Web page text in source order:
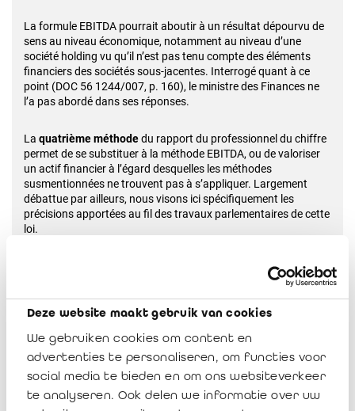
Deze website maakt gebruik van cookies
We gebruiken cookies om content en
advertenties te personaliseren, om functies voor
social media te bieden en om ons websiteverkeer
te analyseren. Ook delen we informatie over uw
La formule EBITDA pourrait aboutir à un résultat dépourvu de
sens au niveau économique, notamment au niveau d’une
société holding vu qu’il n’est pas tenu compte des éléments
financiers des sociétés sous-jacentes. Interrogé quant à ce
point (DOC 56 1244/007, p. 160), le ministre des Finances ne
l’a pas abordé dans ses réponses.
La quatrième méthodedu rapport du professionnel du chiffre
permet de se substituer à la méthode EBITDA, ou de valoriser
un actif financier à l’égard desquelles les méthodes
susmentionnées ne trouvent pas à s’appliquer. Largement
débattue par ailleurs, nous visons ici spécifiquement les
précisions apportées au fil des travaux parlementaires de cette
loi.
Lorsque différents actionnaires font réaliser des valorisations
par des experts différents, le ministre des Finances reconnait
qu’il est parfaitement possible que les valorisations ne
coïncident pas. Le ministre précise que « l’administration ne
valorisation» (DOC 56 1244/007, p. 14).
Concernant l’obligation de conservation et de communication
d’une valorisation à l’administration fiscale, le ministre des